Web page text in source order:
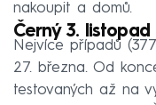
nakoupit a domů.
Černý 3. listopad
Nejvíce případů
27. března. Od
testovaných až na